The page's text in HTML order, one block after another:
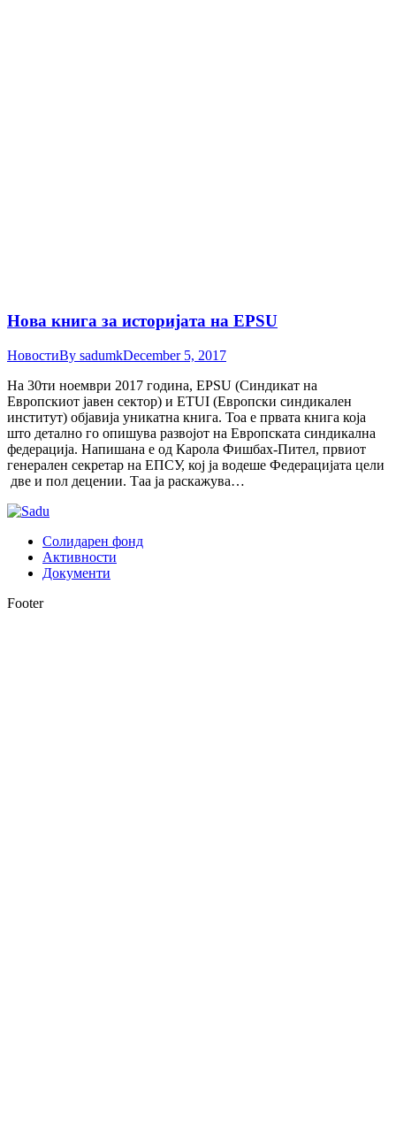
Нова книга за историјата на EPSU
НовостиBy sadumkDecember 5, 2017
На 30ти ноември 2017 година, EPSU (Синдикат на
Европскиот јавен сектор) и ETUI (Европски синдикален
институт) објавија уникатна книга. Тоа е првата книга која
што детално го опишува развојот на Европската синдикална
федерација. Напишана е од Карола Фишбах-Пител, првиот
генерален секретар на ЕПСУ, кој ја водеше Федерацијата цели
две и пол децении. Таа ја раскажува…
Солидарен фонд
Активности
Документи
Footer